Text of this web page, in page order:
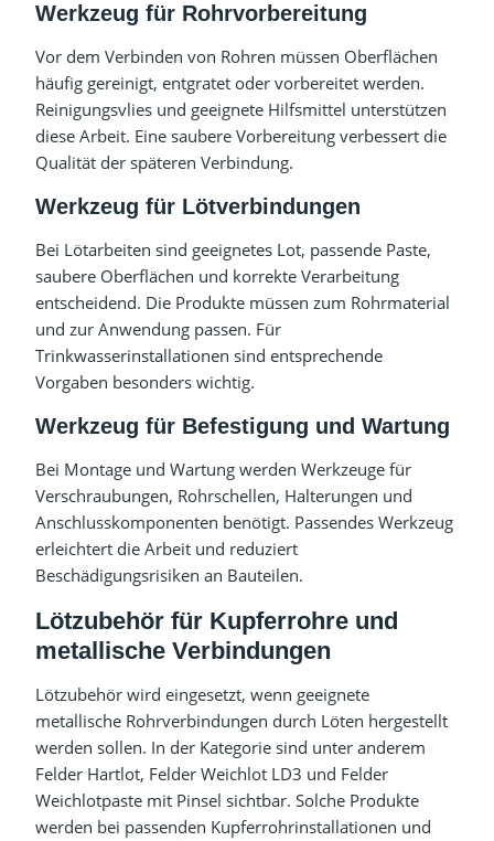
Werkzeug für Rohrvorbereitung
Vor dem Verbinden von Rohren müssen Oberflächen
häufig gereinigt, entgratet oder vorbereitet werden.
Reinigungsvlies und geeignete Hilfsmittel unterstützen
diese Arbeit. Eine saubere Vorbereitung verbessert die
Qualität der späteren Verbindung.
Werkzeug für Lötverbindungen
Bei Lötarbeiten sind geeignetes Lot, passende Paste,
saubere Oberflächen und korrekte Verarbeitung
entscheidend. Die Produkte müssen zum Rohrmaterial
und zur Anwendung passen. Für
Trinkwasserinstallationen sind entsprechende
Vorgaben besonders wichtig.
Werkzeug für Befestigung und Wartung
Bei Montage und Wartung werden Werkzeuge für
Verschraubungen, Rohrschellen, Halterungen und
Anschlusskomponenten benötigt. Passendes Werkzeug
erleichtert die Arbeit und reduziert
Beschädigungsrisiken an Bauteilen.
Lötzubehör für Kupferrohre und
metallische Verbindungen
Lötzubehör wird eingesetzt, wenn geeignete
metallische Rohrverbindungen durch Löten hergestellt
werden sollen. In der Kategorie sind unter anderem
Felder Hartlot, Felder Weichlot LD3 und Felder
Weichlotpaste mit Pinsel sichtbar. Solche Produkte
werden bei passenden Kupferrohrinstallationen und